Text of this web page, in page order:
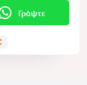
Γράψτε